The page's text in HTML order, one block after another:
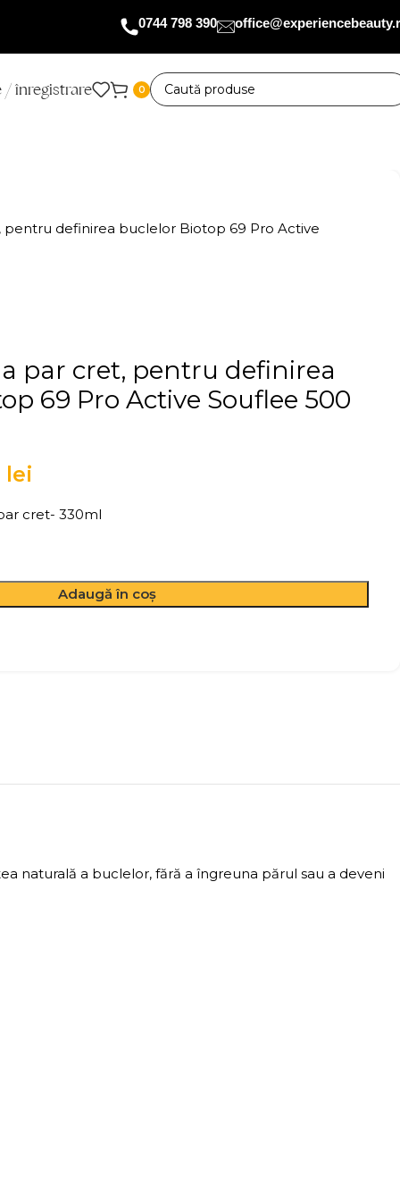
0744 798 390
/ înregistrare 0
definirea buclelor Biotop 69 Pro Active
par cret, pentru definirea
69 Pro Active Souflee 500
lei
cret- 330ml
Adaugă în coș
naturală a buclelor, fără a îngreuna părul sau a deveni